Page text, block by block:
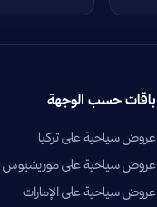
باقات حسب الوجهة
عروض سياحية على تركيا
عروض سياحية على موريشيوس
عروض سياحية على الإمارات